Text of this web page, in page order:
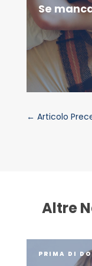
Se
← Articolo
Altre
PRIMA DI